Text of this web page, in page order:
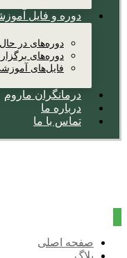
دوره و فایل
دوره‌های در حال
دوره‌های
فایل‌های
درمانگران ماروم
درباره ما
تماس با ما
صفحه اصلی
بلاگ